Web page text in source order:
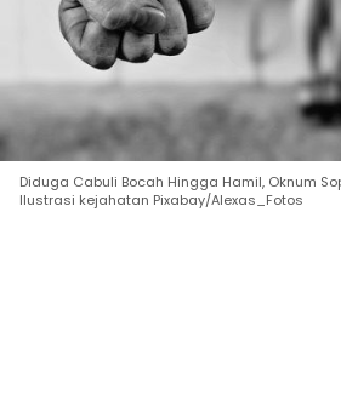
Diduga Cabuli Bocah Hingga Hamil, Oknum
Ilustrasi kejahatan Pixabay/Alexas_Fotos